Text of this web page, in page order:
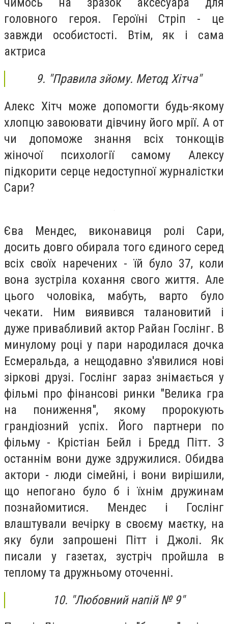
головного героя. Героїні Стріп - це
завжди особистості. Втім, як і сама
актриса
9. "Правила зйому. Метод Хітча"
Алекс Хітч може допомогти будь-якому
хлопцю завоювати дівчину його мрії. А от
чи допоможе знання всіх тонкощів
жіночої психології самому Алексу
підкорити серце недоступної журналістки
Сари?
Єва Мендес, виконавиця ролі Сари,
досить довго обирала того єдиного серед
всіх своїх наречених - їй було 37, коли
вона зустріла кохання свого життя. Але
цього чоловіка, мабуть, варто було
чекати. Ним виявився талановитий і
дуже привабливий актор Райан Гослінг. В
минулому році у пари народилася дочка
Есмеральда, а нещодавно з'явилися нові
зіркові друзі. Гослінг зараз знімається у
фільмі про фінансові ринки "Велика гра
на пониження", якому пророкують
грандіозний успіх. Його партнери по
фільму - Крістіан Бейл і Бредд Пітт. З
останнім вони дуже здружилися. Обидва
актори - люди сімейні, і вони вирішили,
що непогано було б і їхнім дружинам
познайомитися. Мендес і Гослінг
влаштували вечірку в своєму маєтку, на
яку були запрошені Пітт і Джолі. Як
писали у газетах, зустріч пройшла в
теплому та дружньому оточенні.
10. "Любовний напій № 9"